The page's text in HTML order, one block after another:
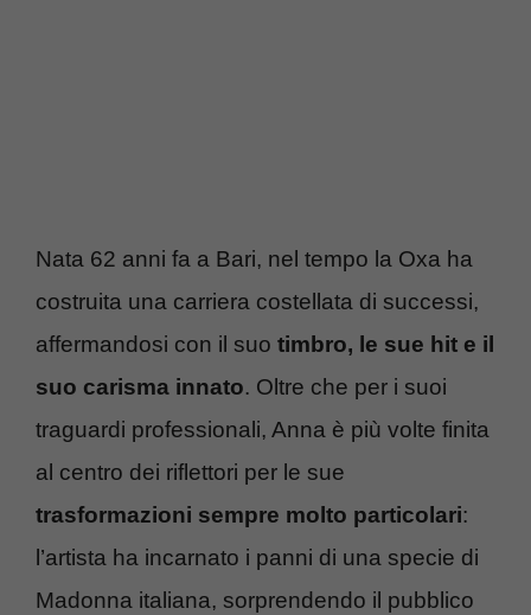
Nata 62 anni fa a Bari, nel tempo la Oxa ha
costruita una carriera costellata di successi,
affermandosi con il suo timbro, le sue hit e il
suo carisma innato. Oltre che per i suoi
traguardi professionali, Anna è più volte finita
al centro dei riflettori per le sue
trasformazioni sempre molto particolari:
l’artista ha incarnato i panni di una specie di
Madonna italiana, sorprendendo il pubblico